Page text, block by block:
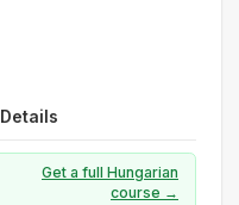
Details
Get a full Hungarian
course →